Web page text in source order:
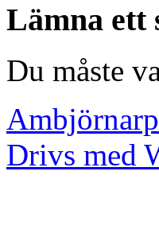
Lämna ett
Du måste
Drivs med